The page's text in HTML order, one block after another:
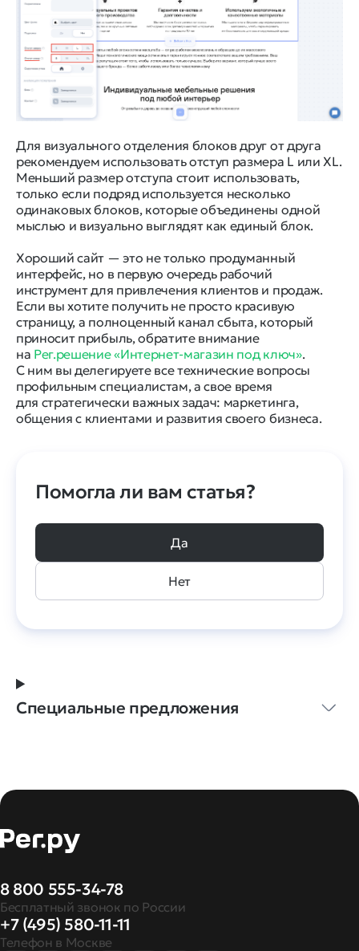
Для визуального отделения блоков друг от друга
рекомендуем использовать отступ размера L или XL.
Меньший размер отступа стоит использовать,
только если подряд используется несколько
одинаковых блоков, которые объединены одной
мыслью и визуально выглядят как единый блок.
Хороший сайт — это не только продуманный
интерфейс, но в первую очередь рабочий
инструмент для привлечения клиентов и продаж.
Если вы хотите получить не просто красивую
страницу, а полноценный канал сбыта, который
приносит прибыль, обратите внимание
на Рег.решение «Интернет-магазин под ключ».
С ним вы делегируете все технические вопросы
профильным специалистам, а свое время
для стратегически важных задач: маркетинга,
общения с клиентами и развития своего бизнеса.
Помогла ли вам статья?
Да
Нет
Специальные предложения
8 800 555-34-78
Бесплатный звонок по России
+7 (495) 580-11-11
Телефон в Москве